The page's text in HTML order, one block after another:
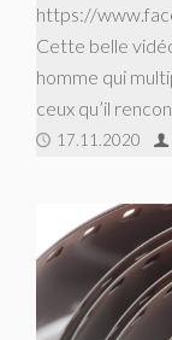
https://
Cette belle
homme qui
ceux qu’il
17.11.2020